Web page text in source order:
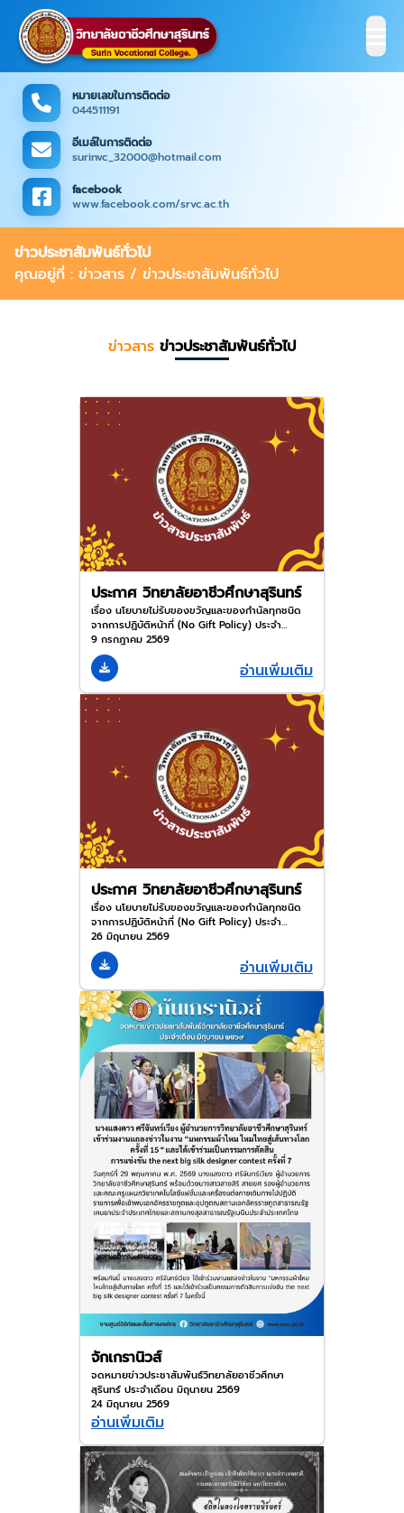
หมายเลขในการติดต่อ
044511191
อีเมล์ในการติดต่อ
surinvc_32000@hotmail.com
facebook
www.facebook.com/srvc.ac.th
ข่าวประชาสัมพันธ์ทั่วไป
คุณอยู่ที่ : ข่าวสาร / ข่าวประชาสัมพันธ์ทั่วไป
ข่าวสาร ข่าวประชาสัมพันธ์ทั่วไป
ประกาศ วิทยาลัยอาชีวศึกษาสุรินทร์
เรื่อง นโยบายไม่รับของขวัญและของกำนัลทุกชนิด
จากการปฏิบัติหน้าที่ (No Gift Policy) ประจำ
ปีงบประมาณ พ.ศ. 2569
9 กรกฎาคม 2569
อ่านเพิ่มเติม
ประกาศ วิทยาลัยอาชีวศึกษาสุรินทร์
เรื่อง นโยบายไม่รับของขวัญและของกำนัลทุกชนิด
จากการปฏิบัติหน้าที่ (No Gift Policy) ประจำ
ปีงบประมาณ พ.ศ. 2569
26 มิถุนายน 2569
อ่านเพิ่มเติม
จักเกรานิวส์
จดหมายข่าวประชาสัมพันธ์วิทยาลัยอาชีวศึกษา
สุรินทร์ ประจำเดือน มิถุนายน 2569
24 มิถุนายน 2569
อ่านเพิ่มเติม